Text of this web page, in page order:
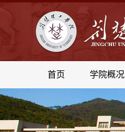
首页 学院概况